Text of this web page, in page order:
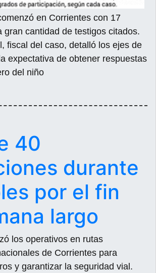
en Corrientes con 17
gran cantidad de testigos citados.
fiscal del caso, detalló los ejes de
expectativa de obtener respuestas
del niño
40
durante
por el fin
largo
los operativos en rutas
de Corrientes para
y garantizar la seguridad vial.